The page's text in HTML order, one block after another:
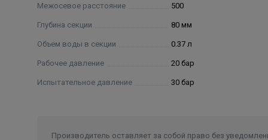
Межосевое расстояние 500
Глубина секции 80 мм
Объем воды в секции 0.37 л
Рабочее давление 20 бар
Испытательное давление 30 бар
Производитель оставляет за собой право без